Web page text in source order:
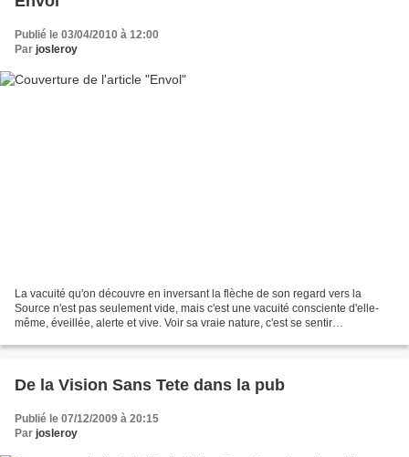
Publié le 03/04/2010 à 12:00
Par josleroy
La vacuité qu'on découvre en inversant la flèche de son regard vers la
Source n'est pas seulement vide, mais c'est une vacuité consciente d'elle-
même, éveillée, alerte et vive. Voir sa vraie nature, c'est se sentir
De la Vision Sans Tete dans la pub
Publié le 07/12/2009 à 20:15
Par josleroy